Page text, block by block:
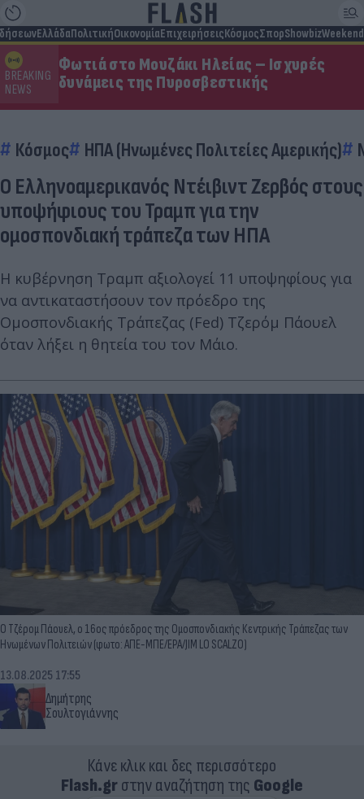
ΕλλάδαΠολιτικήΟικονομίαΕπιχειρήσειςΚόσμοςΣπορShowbizWeekend
BREAKING
NEWS
Φωτιά στο Μουζάκι Ηλείας – Ισχυρές
δυνάμεις της Πυροσβεστικής
Κόσμος ΗΠΑ (Ηνωμένες Πολιτείες Αμερικής)
Ο Ελληνοαμερικανός Ντέιβιντ Ζερβός στους
υποψήφιους του Τραμπ για την
ομοσπονδιακή τράπεζα των ΗΠΑ
Η κυβέρνηση Τραμπ αξιολογεί 11 υποψηφίους για
να αντικαταστήσουν τον πρόεδρο της
Ομοσπονδιακής Τράπεζας (Fed) Τζερόμ Πάουελ
όταν λήξει η θητεία του τον Μάιο.
Ο Τζέρομ Πάουελ, ο 16ος πρόεδρος της Ομοσπονδιακής Κεντρικής Τράπεζας των
Ηνωμένων Πολιτειών (φωτο: ΑΠΕ-ΜΠΕ/EPA/JIM LO SCALZO)
Δημήτρης
Σουλτογιάννης
13.08.2025 17:55
Κάνε κλικ και δες περισσότερο
Flash.grστην αναζήτηση της Google